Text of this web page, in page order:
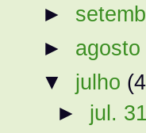
►
► agosto
▼ julho
► jul. 31